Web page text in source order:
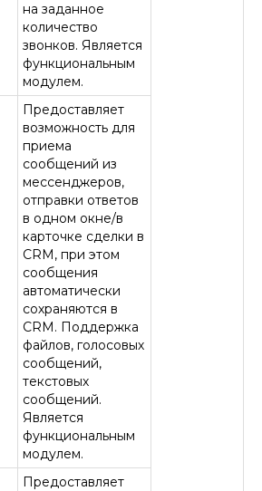
на заданное
количество
звонков. Является
функциональным
модулем.
Предоставляет
возможность для
приема
сообщений из
мессенджеров,
отправки ответов
в одном окне/в
карточке сделки в
CRM, при этом
сообщения
автоматически
сохраняются в
CRM. Поддержка
файлов, голосовых
сообщений,
текстовых
сообщений.
Является
функциональным
модулем.
Предоставляет